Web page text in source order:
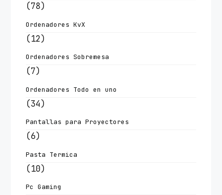
(78)
Ordenadores KvX
(12)
Ordenadores Sobremesa
(7)
Ordenadores Todo en uno
(34)
Pantallas para Proyectores
(6)
Pasta Termica
(10)
Pc Gaming